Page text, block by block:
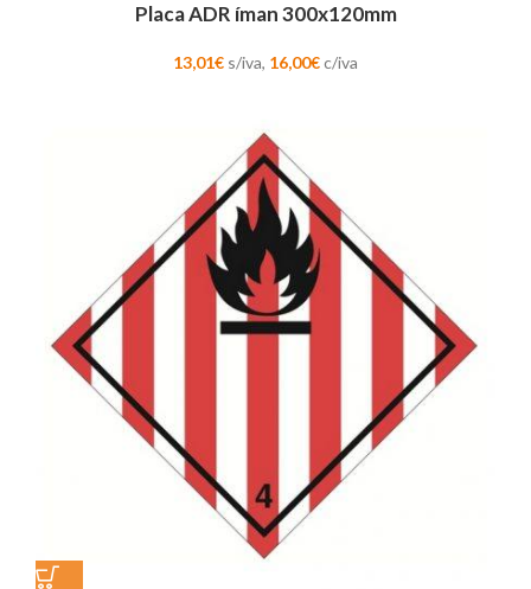
Placa ADR íman 300x120mm
13,01€ s/iva, 16,00€c/iva